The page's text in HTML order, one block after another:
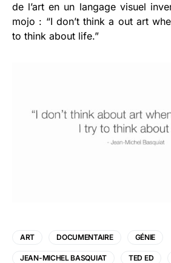
de l’art en un langage visuel
mojo : “I don’t think a out art
to think about life.”
ART DOCUMENTAIRE GÉNIE
JEAN-MICHEL BASQUIAT TED ED